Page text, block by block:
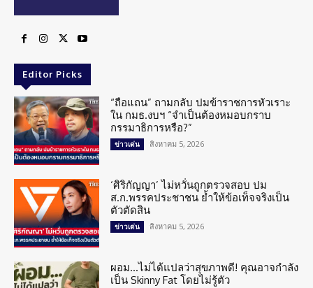
Editor Picks
“ถือแถน” ถามกลับ ปมข้าราชการหัวเราะ
ใน กมธ.งบฯ “จำเป็นต้องหมอบกราบ
กรรมาธิการหรือ?”
ข่าวเด่น สิงหาคม 5, 2026
‘ศิริกัญญา’ ไม่หวั่นถูกตรวจสอบ ปม
ส.ก.พรรคประชาชน ย้ำให้ข้อเท็จจริงเป็น
ตัวตัดสิน
ข่าวเด่น สิงหาคม 5, 2026
ผอม…ไม่ได้แปลว่าสุขภาพดี! คุณอาจกำลัง
เป็น Skinny Fat โดยไม่รู้ตัว